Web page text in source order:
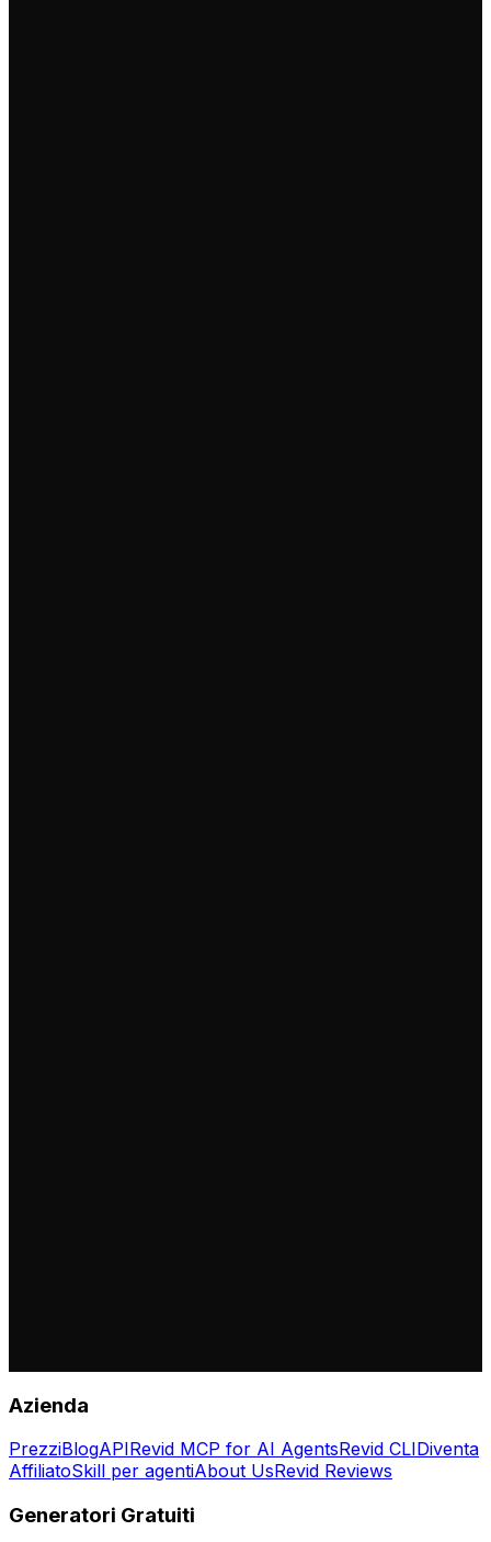
Azienda
PrezziBlogAPIRevid MCP for AI AgentsRevid CLIDiventa
AffiliatoSkill per agentiAbout UsRevid Reviews
Generatori Gratuiti